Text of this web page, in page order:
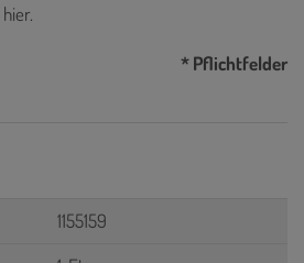
hier.
* Pflichtfelder
1155159